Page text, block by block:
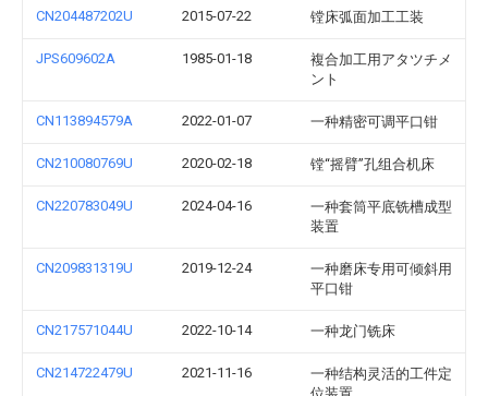
CN204487202U 2015-07-22 镗床弧面加工工装
JPS609602A 1985-01-18
複合加工用アタツチメ
ント
CN113894579A 2022-01-07 一种精密可调平口钳
CN210080769U 2020-02-18 镗“摇臂”孔组合机床
CN220783049U 2024-04-16
一种套筒平底铣槽成型
装置
CN209831319U 2019-12-24
一种磨床专用可倾斜用
平口钳
CN217571044U 2022-10-14 一种龙门铣床
CN214722479U 2021-11-16
一种结构灵活的工件定